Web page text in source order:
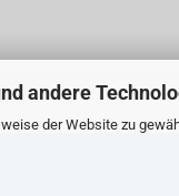
andere
der Website zu